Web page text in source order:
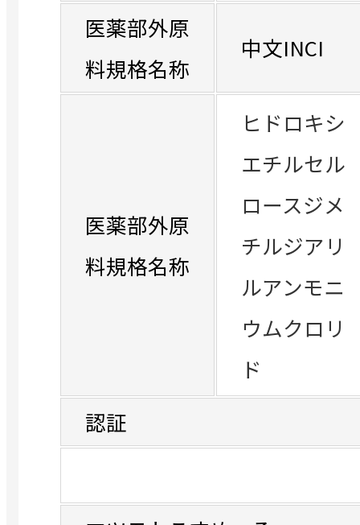
医薬部外原
料規格名称
中文INCI
医薬部外原
料規格名称
ヒドロキシ
エチルセル
ロースジメ
チルジアリ
ルアンモニ
ウムクロリ
ド
認証